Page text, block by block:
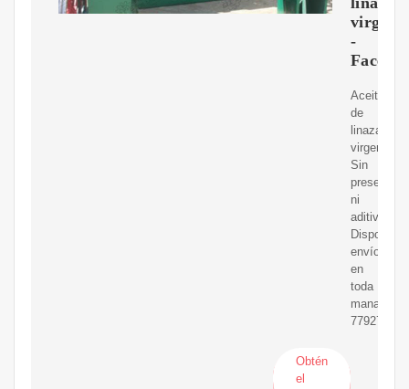
virgen
-
Aceite
de
linaza
virgen
Sin
ni
aditivos
envío
en
toda
managua
77927784
Obtén
el